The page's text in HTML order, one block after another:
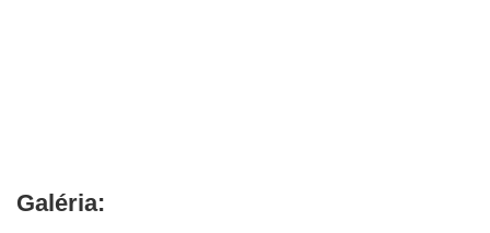
Galéria: